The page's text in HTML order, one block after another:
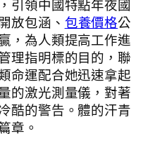
引領中國特點年夜國
放包涵、 包養價格公
，為人類提高工作進
理指明標的目的，聯
命運配合她迅速拿起
的激光測量儀，對著
酷的警告。體的汗青
章。